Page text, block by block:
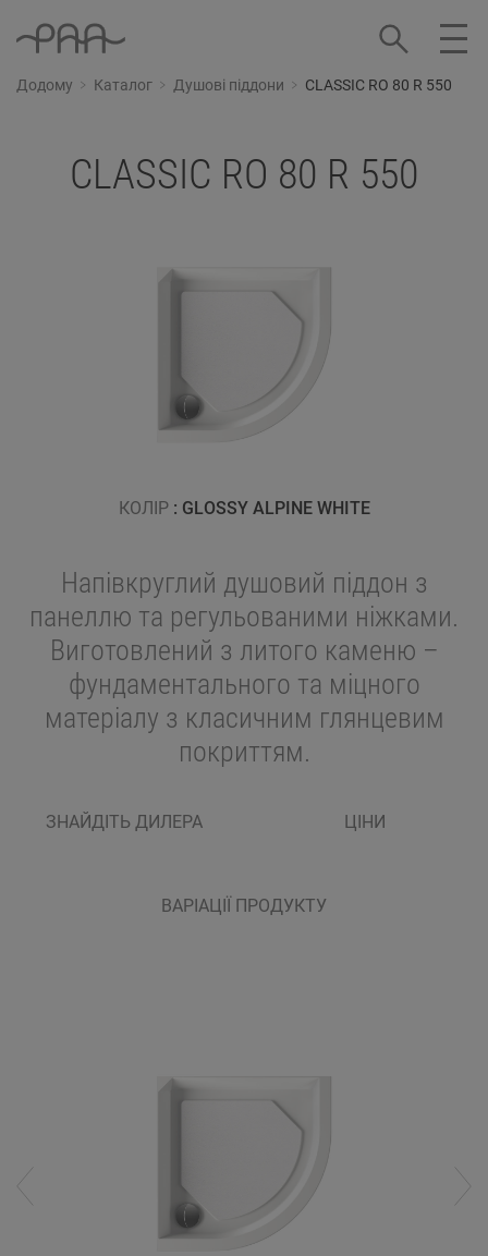
Додому Каталог Душові піддони CLASSIC RO 80 R 550
CLASSIC RO 80 R 550
КОЛІР : GLOSSY ALPINE WHITE
Напівкруглий душовий піддон з
панеллю та регульованими ніжками.
Виготовлений з литого каменю –
фундаментального та міцного
матеріалу з класичним глянцевим
покриттям.
ЗНАЙДІТЬ ДИЛЕРА ЦІНИ
ВАРІАЦІЇ ПРОДУКТУ